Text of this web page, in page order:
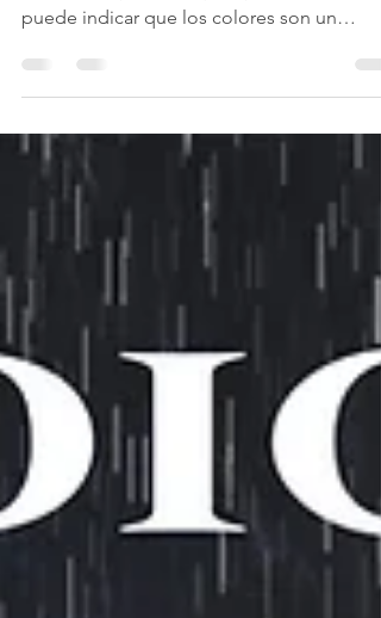
"Colores Nuevos"
Una definición convencional de lo que son
los colores para cualquier persona nos
puede indicar que los colores son un
aspecto esencial de...